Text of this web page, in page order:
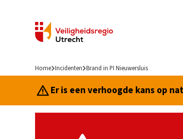
Home Incidenten Brand in PI Nieuwersluis
Er is een verhoogde kans op